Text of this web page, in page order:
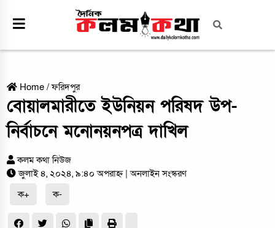
Home /ফরিদপুর
বোয়ালমারীতে ইউনিয়ন পরিষদ উপ-
নির্বাচনে মনোনয়নপত্র দাখিল
কলম কথা নিউজ
জুলাই ৪, ২০২৪, ৯:৪০ অপরাহ্ন | অনলাইন সংস্করণ
ক+
ক-